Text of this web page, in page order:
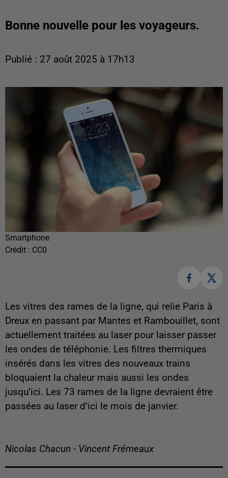
Bonne nouvelle pour les voyageurs.
Publié : 27 août 2025 à 17h13
Smartphone
Crédit : CC0
Les vitres des rames de la ligne, qui relie Paris à
Dreux en passant par Mantes et Rambouillet, sont
actuellement traitées au laser pour laisser passer
les ondes de téléphonie. Les filtres thermiques
insérés dans les vitres des nouveaux trains
bloquaient la chaleur mais aussi les ondes
jusqu’ici. Les 73 rames de la ligne devraient être
passées au laser d’ici le mois de janvier.
Nicolas Chacun - Vincent Frémeaux